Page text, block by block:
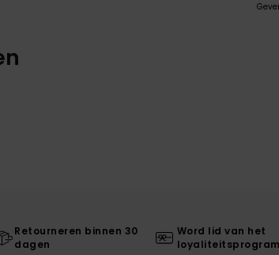
Retourneren binnen 30
dagen
Word lid van het